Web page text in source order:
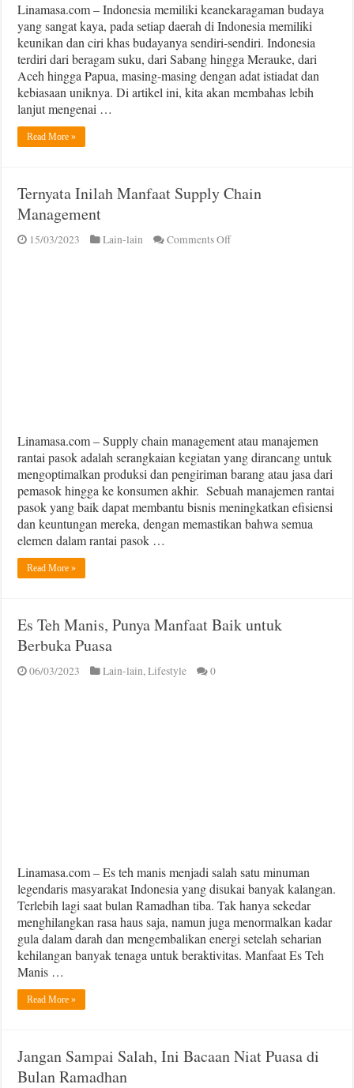
Linamasa.com – Indonesia memiliki keanekaragaman budaya
yang sangat kaya, pada setiap daerah di Indonesia memiliki
keunikan dan ciri khas budayanya sendiri-sendiri. Indonesia
terdiri dari beragam suku, dari Sabang hingga Merauke, dari
Aceh hingga Papua, masing-masing dengan adat istiadat dan
kebiasaan uniknya. Di artikel ini, kita akan membahas lebih
lanjut mengenai …
Read More »
Ternyata Inilah Manfaat Supply Chain
Management
15/03/2023 Lain-lain Comments Offon
Linamasa.com – Supply chain management atau manajemen
rantai pasok adalah serangkaian kegiatan yang dirancang untuk
mengoptimalkan produksi dan pengiriman barang atau jasa dari
pemasok hingga ke konsumen akhir. Sebuah manajemen rantai
pasok yang baik dapat membantu bisnis meningkatkan efisiensi
dan keuntungan mereka, dengan memastikan bahwa semua
elemen dalam rantai pasok …
Read More »
Es Teh Manis, Punya Manfaat Baik untuk
Berbuka Puasa
06/03/2023 Lain-lain,Lifestyle 0
Linamasa.com – Es teh manis menjadi salah satu minuman
legendaris masyarakat Indonesia yang disukai banyak kalangan.
Terlebih lagi saat bulan Ramadhan tiba. Tak hanya sekedar
menghilangkan rasa haus saja, namun juga menormalkan kadar
gula dalam darah dan mengembalikan energi setelah seharian
kehilangan banyak tenaga untuk beraktivitas. Manfaat Es Teh
Manis …
Read More »
Jangan Sampai Salah, Ini Bacaan Niat Puasa di
Bulan Ramadhan